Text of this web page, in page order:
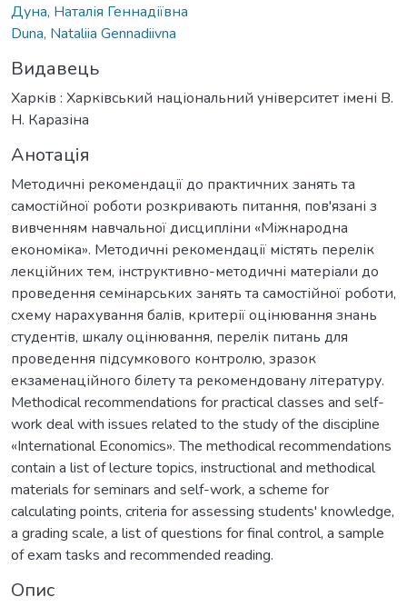
Дуна, Наталія Геннадіївна
Duna, Nataliia Gennadiivna
Видавець
Харків : Харківський національний університет імені В.
Н. Каразіна
Анотація
Методичні рекомендації до практичних занять та
самостійної роботи розкривають питання, пов'язані з
вивченням навчальної дисципліни «Міжнародна
економіка». Методичні рекомендації містять перелік
лекційних тем, інструктивно-методичні матеріали до
проведення семінарських занять та самостійної роботи,
схему нарахування балів, критерії оцінювання знань
студентів, шкалу оцінювання, перелік питань для
проведення підсумкового контролю, зразок
екзаменаційного білету та рекомендовану літературу.
Methodical recommendations for practical classes and self-
work deal with issues related to the study of the discipline
«International Economics». The methodical recommendations
contain a list of lecture topics, instructional and methodical
materials for seminars and self-work, a scheme for
calculating points, criteria for assessing students' knowledge,
a grading scale, a list of questions for final control, a sample
of exam tasks and recommended reading.
Опис